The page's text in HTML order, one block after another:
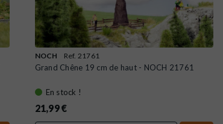
NOCH Ref. 21761
Grand Chêne 19 cm de haut - NOCH 21761
En stock !
21,99 €